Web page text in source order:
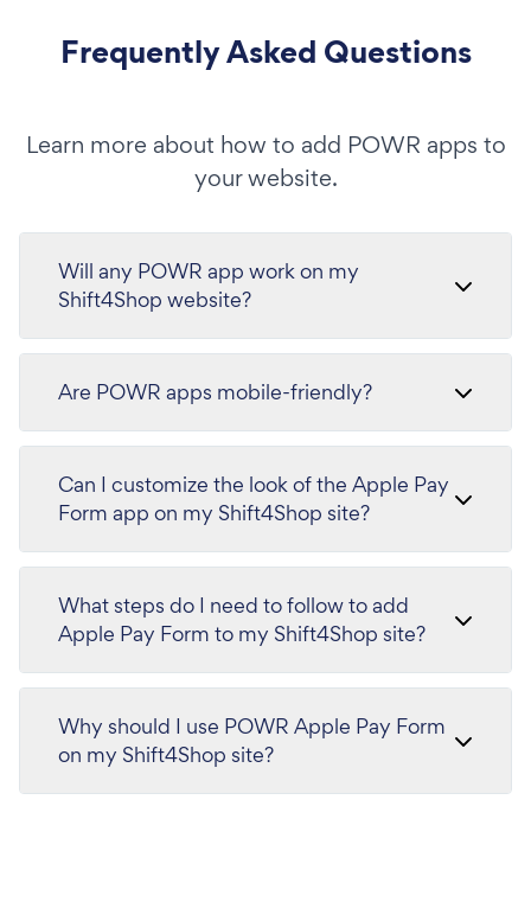
Frequently Asked Questions
Learn more about how to add POWR apps to
your website.
Will any POWR app work on my
Shift4Shop website?
Are POWR apps mobile-friendly?
Can I customize the look of the Apple Pay
Form app on my Shift4Shop site?
What steps do I need to follow to add
Apple Pay Form to my Shift4Shop site?
Why should I use POWR Apple Pay Form
on my Shift4Shop site?